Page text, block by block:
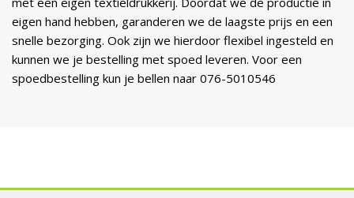
eigen hand hebben, garanderen we de laagste prijs en een
snelle bezorging. Ook zijn we hierdoor flexibel ingesteld en
kunnen we je bestelling met spoed leveren. Voor een
spoedbestelling kun je bellen naar 076-5010546